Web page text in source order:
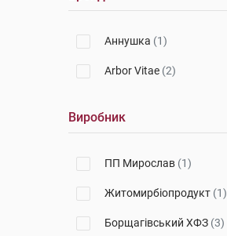
Аннушка (1)
Arbor Vitae (2)
Виробник
ПП Мирослав (1)
Житомирбіопродукт (1)
Борщагівський ХФЗ (3)